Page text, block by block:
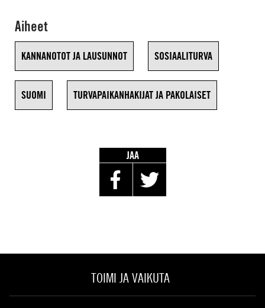
Aiheet
KANNANOTOT JA LAUSUNNOT SOSIAALITURVA
SUOMI TURVAPAIKANHAKIJAT JA PAKOLAISET
JAA
TOIMI JA VAIKUTA